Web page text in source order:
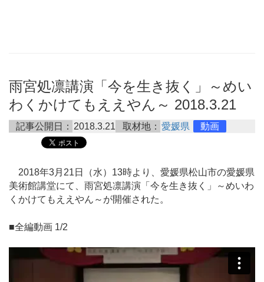
雨宮処凛講演「今を生き抜く」～めい
わくかけてもええやん～ 2018.3.21
記事公開日： 2018.3.21 取材地： 愛媛県 動画
2018年3月21日（水）13時より、愛媛県松山市の愛媛県
美術館講堂にて、雨宮処凛講演「今を生き抜く」～めいわ
くかけてもええやん～が開催された。
■全編動画 1/2